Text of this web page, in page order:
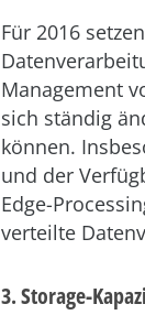
Für 2016
Management
sich ständig
können.
und der
Edge-
verteilte
3. Storage-